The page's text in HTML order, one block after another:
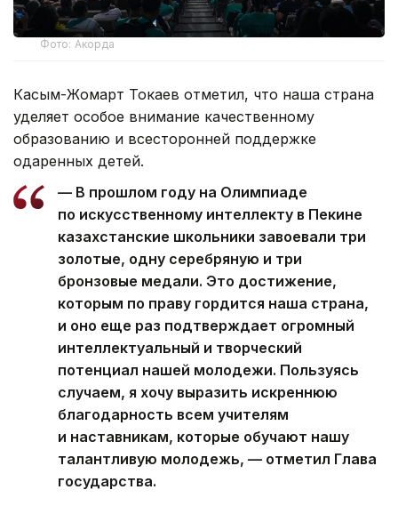
Фото: Акорда
Касым-Жомарт Токаев отметил, что наша страна
уделяет особое внимание качественному
образованию и всесторонней поддержке
одаренных детей.
— В прошлом году на Олимпиаде
по искусственному интеллекту в Пекине
казахстанские школьники завоевали три
золотые, одну серебряную и три
бронзовые медали. Это достижение,
которым по праву гордится наша страна,
и оно еще раз подтверждает огромный
интеллектуальный и творческий
потенциал нашей молодежи. Пользуясь
случаем, я хочу выразить искреннюю
благодарность всем учителям
и наставникам, которые обучают нашу
талантливую молодежь, — отметил Глава
государства.